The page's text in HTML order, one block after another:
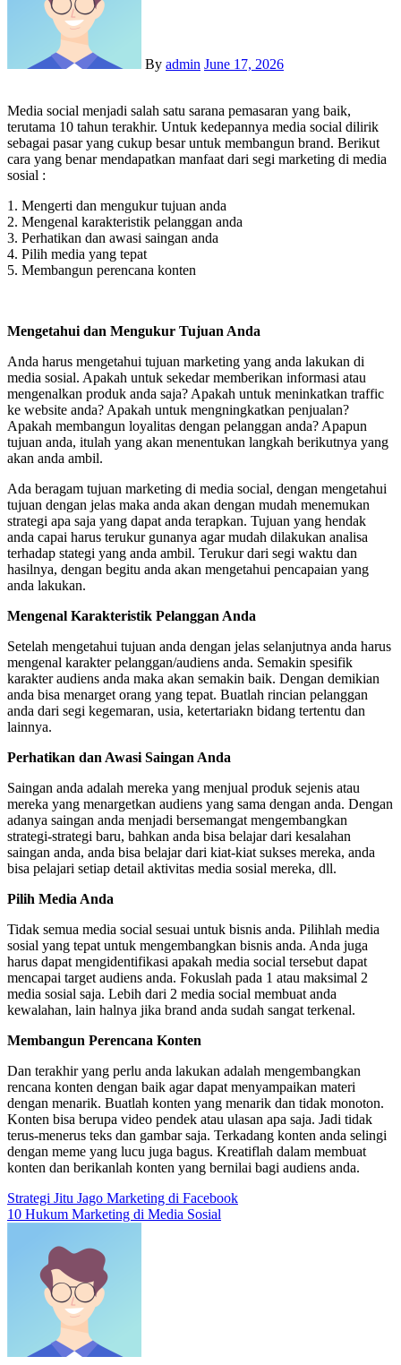
By admin June 17, 2026
Media social menjadi salah satu sarana pemasaran yang baik,
terutama 10 tahun terakhir. Untuk kedepannya media social dilirik
sebagai pasar yang cukup besar untuk membangun brand. Berikut
cara yang benar mendapatkan manfaat dari segi marketing di media
sosial :
1. Mengerti dan mengukur tujuan anda
2. Mengenal karakteristik pelanggan anda
3. Perhatikan dan awasi saingan anda
4. Pilih media yang tepat
5. Membangun perencana konten
Mengetahui dan Mengukur Tujuan Anda
Anda harus mengetahui tujuan marketing yang anda lakukan di
media sosial. Apakah untuk sekedar memberikan informasi atau
mengenalkan produk anda saja? Apakah untuk meninkatkan traffic
ke website anda? Apakah untuk mengningkatkan penjualan?
Apakah membangun loyalitas dengan pelanggan anda? Apapun
tujuan anda, itulah yang akan menentukan langkah berikutnya yang
akan anda ambil.
Ada beragam tujuan marketing di media social, dengan mengetahui
tujuan dengan jelas maka anda akan dengan mudah menemukan
strategi apa saja yang dapat anda terapkan. Tujuan yang hendak
anda capai harus terukur gunanya agar mudah dilakukan analisa
terhadap stategi yang anda ambil. Terukur dari segi waktu dan
hasilnya, dengan begitu anda akan mengetahui pencapaian yang
anda lakukan.
Mengenal Karakteristik Pelanggan Anda
Setelah mengetahui tujuan anda dengan jelas selanjutnya anda harus
mengenal karakter pelanggan/audiens anda. Semakin spesifik
karakter audiens anda maka akan semakin baik. Dengan demikian
anda bisa menarget orang yang tepat. Buatlah rincian pelanggan
anda dari segi kegemaran, usia, ketertariakn bidang tertentu dan
lainnya.
Perhatikan dan Awasi Saingan Anda
Saingan anda adalah mereka yang menjual produk sejenis atau
mereka yang menargetkan audiens yang sama dengan anda. Dengan
adanya saingan anda menjadi bersemangat mengembangkan
strategi-strategi baru, bahkan anda bisa belajar dari kesalahan
saingan anda, anda bisa belajar dari kiat-kiat sukses mereka, anda
bisa pelajari setiap detail aktivitas media sosial mereka, dll.
Pilih Media Anda
Tidak semua media social sesuai untuk bisnis anda. Pilihlah media
sosial yang tepat untuk mengembangkan bisnis anda. Anda juga
harus dapat mengidentifikasi apakah media social tersebut dapat
mencapai target audiens anda. Fokuslah pada 1 atau maksimal 2
media sosial saja. Lebih dari 2 media social membuat anda
kewalahan, lain halnya jika brand anda sudah sangat terkenal.
Membangun Perencana Konten
Dan terakhir yang perlu anda lakukan adalah mengembangkan
rencana konten dengan baik agar dapat menyampaikan materi
dengan menarik. Buatlah konten yang menarik dan tidak monoton.
Konten bisa berupa video pendek atau ulasan apa saja. Jadi tidak
terus-menerus teks dan gambar saja. Terkadang konten anda selingi
dengan meme yang lucu juga bagus. Kreatiflah dalam membuat
konten dan berikanlah konten yang bernilai bagi audiens anda.
Post
navigation
Strategi Jitu Jago Marketing di Facebook
10 Hukum Marketing di Media Sosial